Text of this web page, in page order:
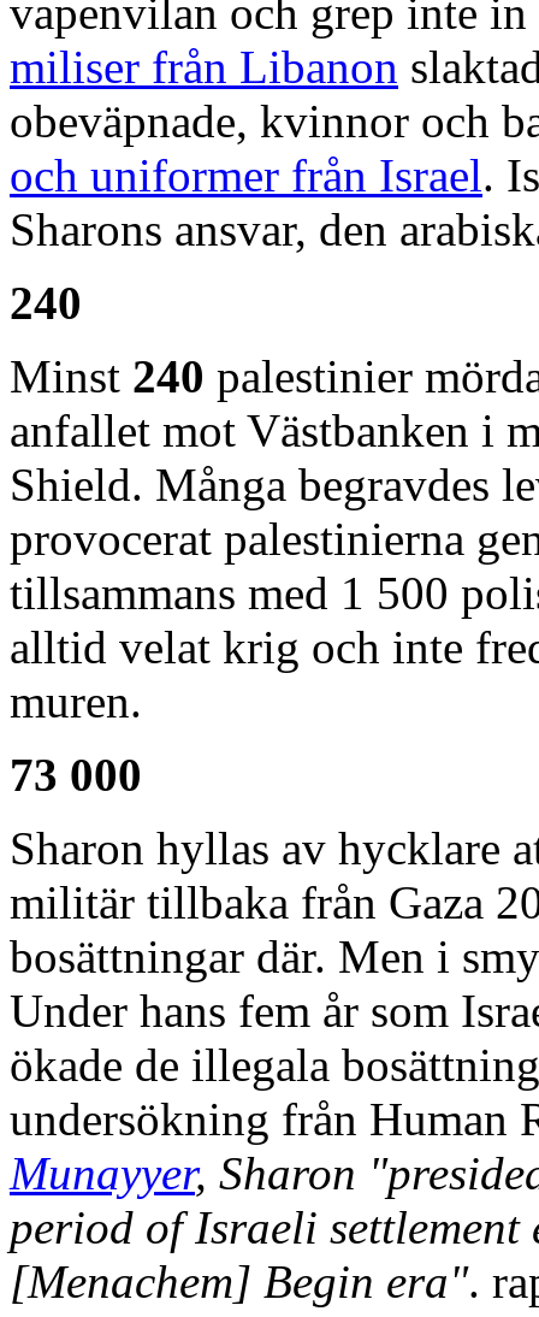
vapenvilan och grep inte
miliser från Libanon
obeväpnade, kvinnor och
och uniformer från Israel.
Sharons ansvar, den
240
Minst 240 palestinier
anfallet mot Västbanken i
Shield. Många begravdes
provocerat palestinierna
tillsammans med 1 500
alltid velat krig och inte
muren.
73 000
Sharon hyllas av hycklare
militär tillbaka från Gaza
bosättningar där. Men i
Under hans fem år som
ökade de illegala
undersökning från Human
Munayyer, Sharon
period of Israeli settlement
[Menachem] Begin era".